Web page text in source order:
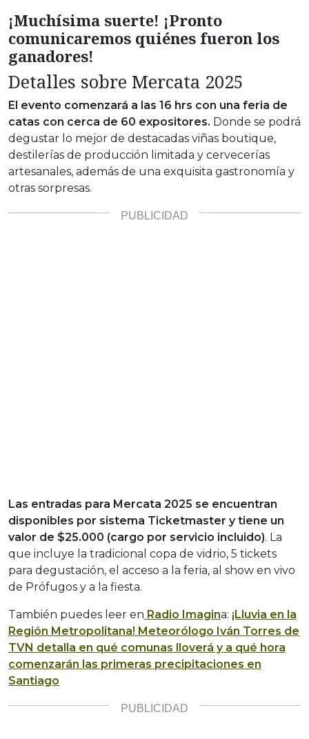
¡Muchísima suerte! ¡Pronto
comunicaremos quiénes fueron los
ganadores!
Detalles sobre Mercata 2025
El evento comenzará a las 16 hrs con una feria de
catas con cerca de 60 expositores. Donde se podrá
degustar lo mejor de destacadas viñas boutique,
destilerías de producción limitada y cervecerías
artesanales, además de una exquisita gastronomía y
otras sorpresas.
Las entradas para Mercata 2025 se encuentran
disponibles por sistema Ticketmaster y tiene un
valor de $25.000 (cargo por servicio incluido). La
que incluye la tradicional copa de vidrio, 5 tickets
para degustación, el acceso a la feria, al show en vivo
de Prófugos y a la fiesta.
También puedes leer en Radio Imagina: ¡Lluvia en la
Región Metropolitana! Meteorólogo Iván Torres de
TVN detalla en qué comunas lloverá y a qué hora
comenzarán las primeras precipitaciones en
Santiago